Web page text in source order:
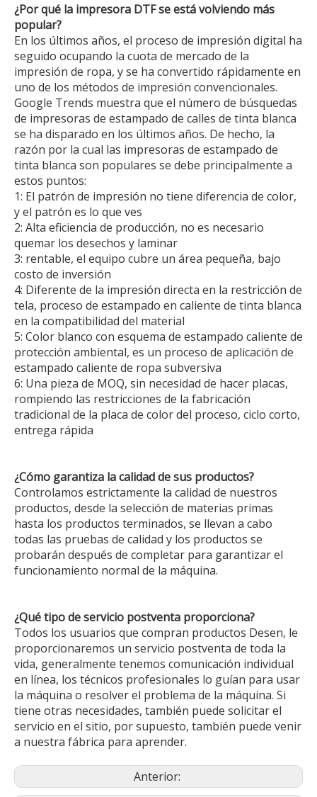
¿Por qué la impresora DTF se está volviendo más
popular?
En los últimos años, el proceso de impresión digital ha
seguido ocupando la cuota de mercado de la
impresión de ropa, y se ha convertido rápidamente en
uno de los métodos de impresión convencionales.
Google Trends muestra que el número de búsquedas
de impresoras de estampado de calles de tinta blanca
se ha disparado en los últimos años. De hecho, la
razón por la cual las impresoras de estampado de
tinta blanca son populares se debe principalmente a
estos puntos:
1: El patrón de impresión no tiene diferencia de color,
y el patrón es lo que ves
2: Alta eficiencia de producción, no es necesario
quemar los desechos y laminar
3: rentable, el equipo cubre un área pequeña, bajo
costo de inversión
4: Diferente de la impresión directa en la restricción de
tela, proceso de estampado en caliente de tinta blanca
en la compatibilidad del material
5: Color blanco con esquema de estampado caliente de
protección ambiental, es un proceso de aplicación de
estampado caliente de ropa subversiva
6: Una pieza de MOQ, sin necesidad de hacer placas,
rompiendo las restricciones de la fabricación
tradicional de la placa de color del proceso, ciclo corto,
entrega rápida
¿Cómo garantiza la calidad de sus productos?
Controlamos estrictamente la calidad de nuestros
productos, desde la selección de materias primas
hasta los productos terminados, se llevan a cabo
todas las pruebas de calidad y los productos se
probarán después de completar para garantizar el
funcionamiento normal de la máquina.
¿Qué tipo de servicio postventa proporciona?
Todos los usuarios que compran productos Desen, le
proporcionaremos un servicio postventa de toda la
vida, generalmente tenemos comunicación individual
en línea, los técnicos profesionales lo guían para usar
la máquina o resolver el problema de la máquina. Si
tiene otras necesidades, también puede solicitar el
servicio en el sitio, por supuesto, también puede venir
a nuestra fábrica para aprender.
Anterior: